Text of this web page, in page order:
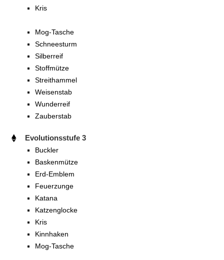
Kris
Mog-Tasche
Schneesturm
Silberreif
Stoffmütze
Streithammel
Weisenstab
Wunderreif
Zauberstab
Evolutionsstufe 3
Buckler
Baskenmütze
Erd-Emblem
Feuerzunge
Katana
Katzenglocke
Kris
Kinnhaken
Mog-Tasche